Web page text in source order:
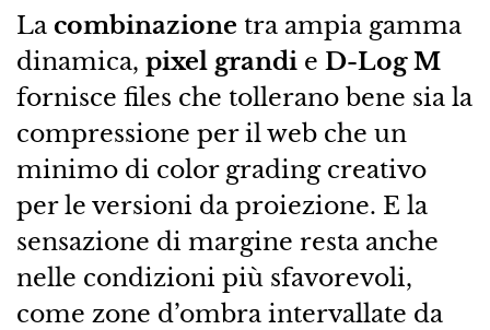
La combinazione tra ampia gamma
dinamica, pixel grandie D-Log M
fornisce files che tollerano bene sia la
compressione per il web che un
minimo di color grading creativo
per le versioni da proiezione. E la
sensazione di margine resta anche
nelle condizioni più sfavorevoli,
come zone d’ombra intervallate da